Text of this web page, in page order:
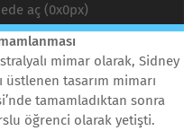
aç (0x0px)
mimar olarak, Sidney
üstlenen tasarım mimarı
tamamladıktan sonra
öğrenci olarak yetişti.